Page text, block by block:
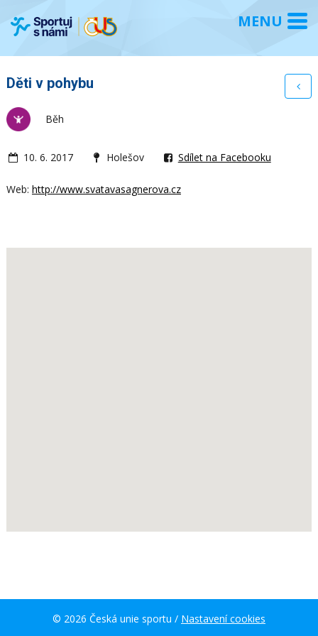
Děti v pohybu
Běh
10. 6. 2017 Holešov Sdílet na Facebooku
Web: http://www.svatavasagnerova.cz
© 2026 Česká unie sportu / Nastavení cookies